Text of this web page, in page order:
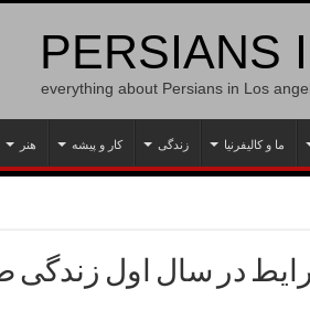
PERSIANS
everything about Persians in Los
ما و کالیفرنیا زندگی کار و پیشه هنر
در سال اول زندگی